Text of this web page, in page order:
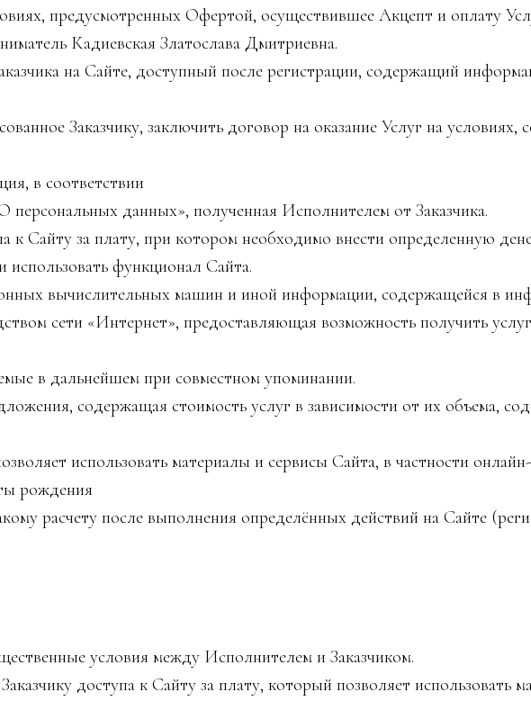
предусмотренных Офертой, осуществившее Акцепт и оплату
Кадиевская Златослава Дмитриевна.
на Сайте, доступный после регистрации, содержащий
Заказчику, заключить договор на оказание Услуг на условиях,
в соответствии
данных», полученная Исполнителем от Заказчика.
к Сайту за плату, при котором необходимо внести определенную
функционал Сайта.
вычислительных машин и иной информации, содержащейся в
сети «Интернет», предоставляющая возможность получить
в дальнейшем при совместном упоминании.
содержащая стоимость услуг в зависимости от их объема,
использовать материалы и сервисы Сайта, в частности
рождения
расчету после выполнения определённых действий на Сайте
условия между Исполнителем и Заказчиком.
доступа к Сайту за плату, который позволяет использовать